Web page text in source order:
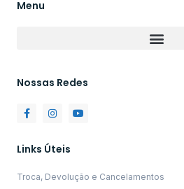
Menu
Nossas Redes
Links Úteis
Troca, Devolução e Cancelamentos